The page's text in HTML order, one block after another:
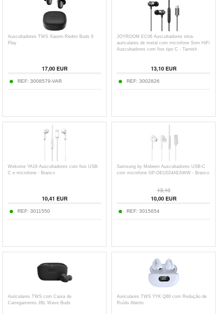
Auscultadores TWS Xiaomi Redmi Buds 6
Play
17,00EUR
REF: 3008579-VAR
JOYROOM EC06 Auscultadores intra-
auriculares de metal com microfone Som HiFi
Auscultadores com fios tipo C - Tarnish
13,10EUR
REF: 3002826
Wekome YA19 Auscultadores com fios USB-
C e microfone - Branco
10,41 EUR
REF: 3011550
Samsung by Mobeen Auscultadores USB-C
com microfone GP-OEU024AEAWW - Branco
13,10
10,00EUR
REF: 3015654
Auriculares TWS com Caixa de
Carregamento JBL Wave Buds
Auriculares TWS YYK Q80 com Redução de
Ruído Aberto